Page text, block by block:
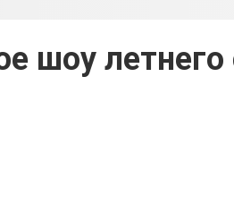
шоу летнего